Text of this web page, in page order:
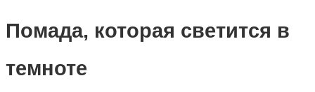
Помада, которая светится в
темноте